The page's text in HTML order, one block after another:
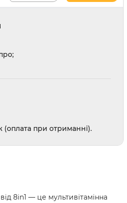
(оплата при отриманні).
8in1 — це мультивітамінна